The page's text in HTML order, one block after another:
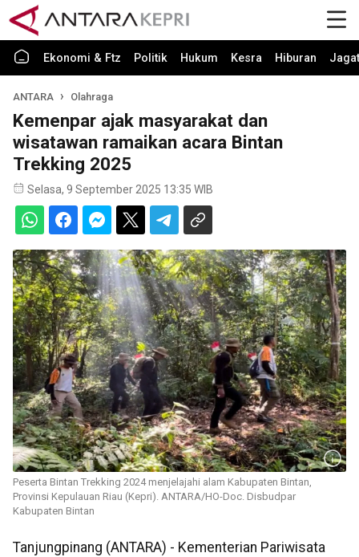
Ekonomi & Ftz Politik Hukum Kesra Hiburan Jagat
ANTARA Olahraga
Kemenpar ajak masyarakat dan
wisatawan ramaikan acara Bintan
Trekking 2025
Selasa, 9 September 2025 13:35 WIB
Peserta Bintan Trekking 2024 menjelajahi alam Kabupaten Bintan,
Provinsi Kepulauan Riau (Kepri). ANTARA/HO-Doc. Disbudpar
Kabupaten Bintan
Tanjungpinang (ANTARA) - Kementerian Pariwisata